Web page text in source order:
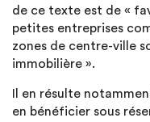
de ce texte est de «
petites entreprises
zones de centre-ville
immobilière ».
Il en résulte
en bénéficier sous